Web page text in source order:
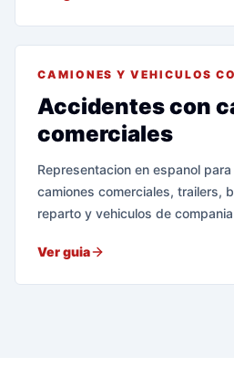
CAMIONES Y VEHICULOS
Accidentes con
comerciales
Representacion en espanol
camiones comerciales, trailers,
reparto y vehiculos de
Ver guia